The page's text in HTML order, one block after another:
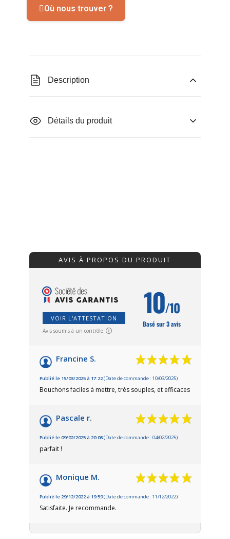
Où nous trouver ?
Description
Détails du produit
AVIS À PROPOS DU PRODUIT
VOIR L'ATTESTATION
Avis soumis à un contrôle
10/10
Basé sur 3 avis
Francine S.
Publié le 15/03/2025 à 17:22(Date de commande : 10/03/2025)
Bouchons faciles à mettre, très souples, et efficaces
Pascale r.
Publié le 09/02/2025 à 20:08(Date de commande : 04/02/2025)
parfait !
Monique M.
Publié le 29/12/2022 à 19:59(Date de commande : 11/12/2022)
Satisfaite. Je recommande.